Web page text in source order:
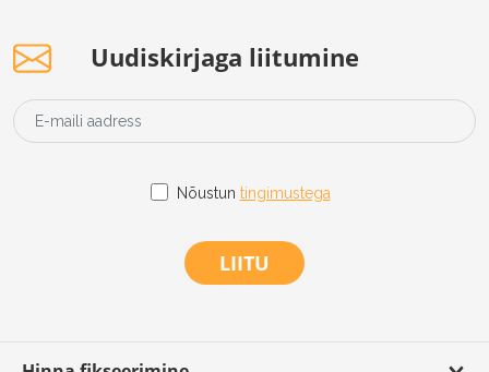
Uudiskirjaga liitumine
Nõustun tingimustega
LIITU